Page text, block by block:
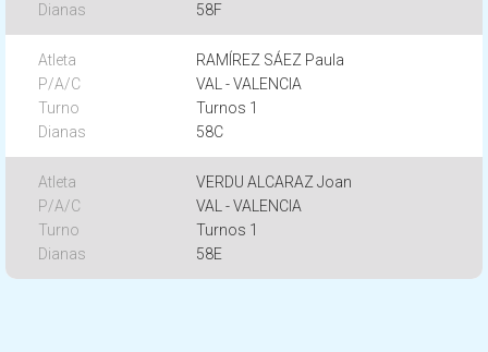
58F
RAMÍREZ SÁEZ Paula
VAL - VALENCIA
Turnos 1
58C
VERDU ALCARAZ Joan
VAL - VALENCIA
Turnos 1
58E